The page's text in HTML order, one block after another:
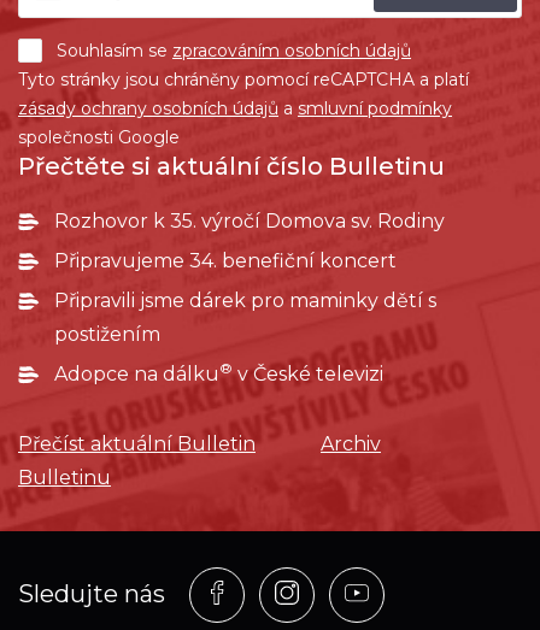
Souhlasím se zpracováním osobních údajů
Tyto stránky jsou chráněny pomocí reCAPTCHA a platí
zásady ochrany osobních údajů a smluvní podmínky
společnosti Google
Přečtěte si aktuální číslo Bulletinu
Rozhovor k 35. výročí Domova sv. Rodiny
Připravujeme 34. benefiční koncert
Připravili jsme dárek pro maminky dětí s
postižením
Adopce na dálku ®v České televizi
Přečíst aktuální Bulletin
Archiv
Bulletinu
Sledujte nás
Profil
na
Profil
na
Profil
na